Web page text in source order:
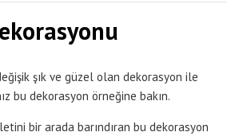
şık ve güzel olan dekorasyon ile
bu dekorasyon örneğine bakın.
bir arada barındıran bu dekorasyon